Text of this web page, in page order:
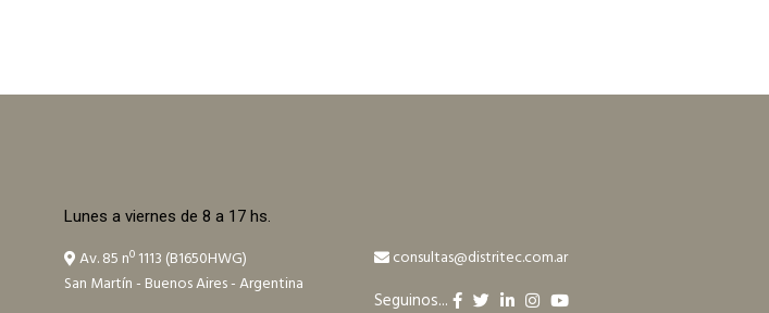
Lunes a viernes de 8 a 17 hs.
Av. 85 nº 1113 (B1650HWG)
San Martín - Buenos Aires - Argentina
consultas@distritec.com.ar
Seguinos...